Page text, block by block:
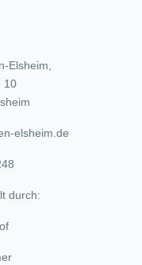
Elsheim,
10
elsheim.de
durch: